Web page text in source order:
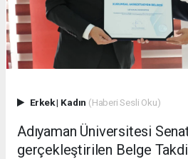
Erkek| Kadın (Haberi Sesli Oku)
Adıyaman Üniversitesi
gerçekleştirilen Belge